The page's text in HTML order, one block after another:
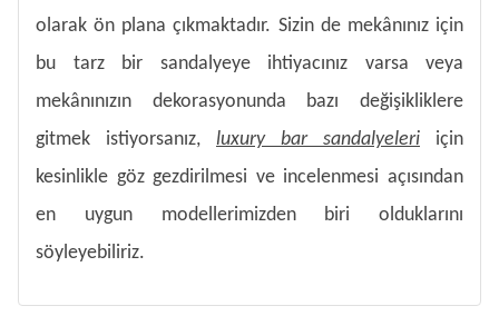
olarak ön plana çıkmaktadır. Sizin de mekânınız için
bu tarz bir sandalyeye ihtiyacınız varsa veya
mekânınızın dekorasyonunda bazı değişikliklere
gitmek istiyorsanız, luxury bar sandalyeleri için
kesinlikle göz gezdirilmesi ve incelenmesi açısından
en uygun modellerimizden biri olduklarını
söyleyebiliriz.